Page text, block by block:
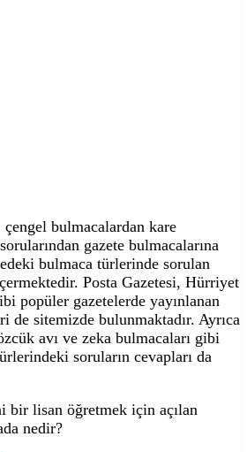
bulmacalardan kare
gazete bulmacalarına
bulmaca türlerinde sorulan
Posta Gazetesi, Hürriyet
popüler gazetelerde yayınlanan
de sitemizde bulunmaktadır. Ayrıca
avı ve zeka bulmacaları gibi
soruların cevapları da
bir lisan öğretmek için açılan
nedir?